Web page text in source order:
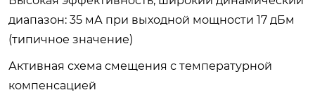
диапазон: 35 мА при выходной мощности 17 дБм
(типичное значение)
Активная схема смещения с температурной
компенсацией